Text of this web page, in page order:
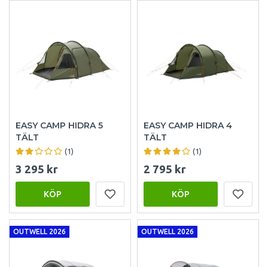
EASY CAMP HIDRA 5
TÄLT
(1)
3 295 kr
KÖP
EASY CAMP HIDRA 4
TÄLT
(1)
2 795 kr
KÖP
OUTWELL 2026 OUTWELL 2026